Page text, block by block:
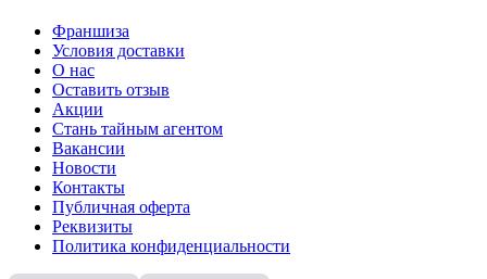
Франшиза
Условия доставки
О нас
Оставить отзыв
Акции
Стань тайным агентом
Вакансии
Новости
Контакты
Публичная оферта
Реквизиты
Политика конфиденциальности